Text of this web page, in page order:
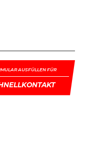
AUSFÜLLEN FÜR